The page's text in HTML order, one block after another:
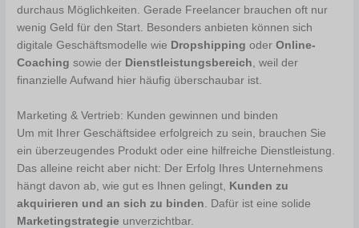
durchaus Möglichkeiten. Gerade Freelancer brauchen oft nur
wenig Geld für den Start. Besonders anbieten können sich
digitale Geschäftsmodelle wie Dropshipping oderOnline-
Coaching sowie der Dienstleistungsbereich, weil der
finanzielle Aufwand hier häufig überschaubar ist.
Marketing & Vertrieb: Kunden gewinnen und binden
Um mit Ihrer Geschäftsidee erfolgreich zu sein, brauchen Sie
ein überzeugendes Produkt oder eine hilfreiche Dienstleistung.
Das alleine reicht aber nicht: Der Erfolg Ihres Unternehmens
hängt davon ab, wie gut es Ihnen gelingt,
Kunden zu
akquirieren und an sich zu binden . Dafür ist eine solide
Marketingstrategie unverzichtbar.